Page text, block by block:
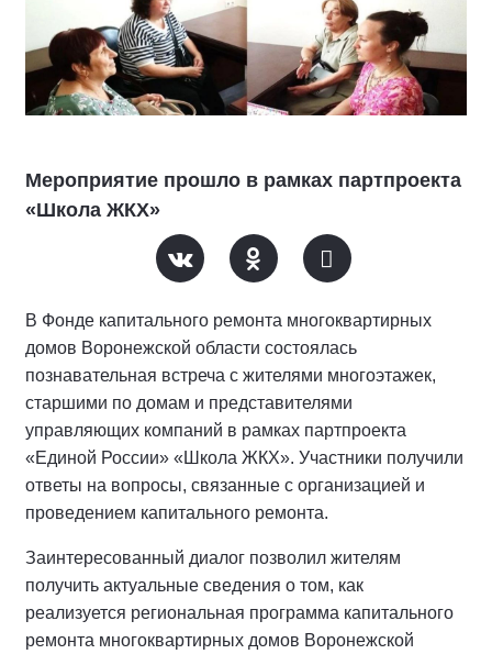
Мероприятие прошло в рамках партпроекта
«Школа ЖКХ»
В Фонде капитального ремонта многоквартирных
домов Воронежской области состоялась
познавательная встреча с жителями многоэтажек,
старшими по домам и представителями
управляющих компаний в рамках партпроекта
«Единой России» «Школа ЖКХ». Участники получили
ответы на вопросы, связанные с организацией и
проведением капитального ремонта.
Заинтересованный диалог позволил жителям
получить актуальные сведения о том, как
реализуется региональная программа капитального
ремонта многоквартирных домов Воронежской